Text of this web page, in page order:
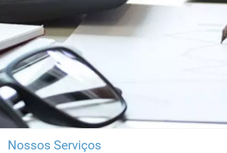
Nossos Serviços